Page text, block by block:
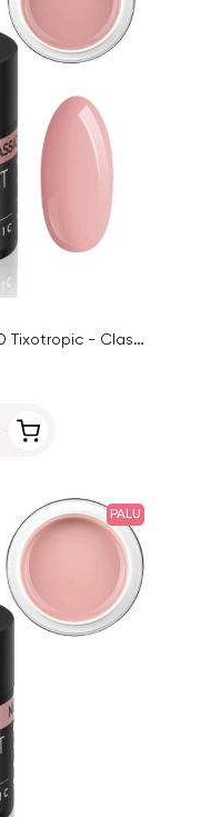
PALU - Pro Light Builder UV/LED Tixotropic - Classic Cover, 45g
PALU